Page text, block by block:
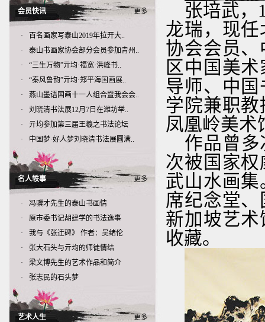
会员快讯 更多
·
百名画家写泰山2019年拉开大..
·
泰山书画家协会部分会员参加青州..
·
“三生万物”亓均·福宽·洪峰书..
·
“秦风鲁韵”亓均·郑平海国画展..
·
燕山墨语国画十一人组合暨我会会..
·
刘晓清书法展12月7日在潍坊举..
·
亓均参加第三届王羲之书法论坛
·
中国梦·好人梦刘晓清书法展圆满..
名人轶事 更多
·
冯骥才先生的泰山书画情
·
原市委书记胡建学的书法逸事
·
我与《张迁碑》 作者：吴绪伦
·
张大石头与亓均的师徒情结
·
梁文博先生的艺术作品和简介
·
张志民的石头梦
艺术人生 更多
张培武，
龙瑞，现
协会会员
区中国美
导师、中
学院兼职
凤凰岭美术
作品曾
次被国家
武山水画
席纪念堂
新加坡艺
收藏。